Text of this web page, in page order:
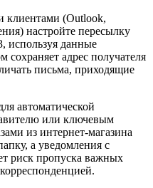
клиентами (Outlook,
настройте пересылку
используя данные
адрес получателя
письма, приходящие
автоматической
или ключевым
из интернет-магазина
а уведомления с
риск пропуска важных